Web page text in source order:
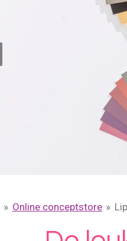
» Online conceptstore »